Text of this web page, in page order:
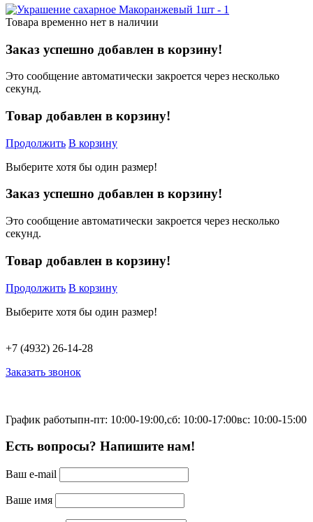
Товара временно нет в наличии
Заказ успешно добавлен в корзину!
Это сообщение автоматически закроется через несколько
секунд.
Товар добавлен в корзину!
Продолжить В корзину
Выберите хотя бы один размер!
Заказ успешно добавлен в корзину!
Это сообщение автоматически закроется через несколько
секунд.
Товар добавлен в корзину!
Продолжить В корзину
Выберите хотя бы один размер!
+7 (4932) 26-14-28
Заказать звонок
График работыпн-пт: 10:00-19:00,сб: 10:00-17:00вс: 10:00-15:00
Есть вопросы? Напишите нам!
Ваш e-mail
Ваше имя